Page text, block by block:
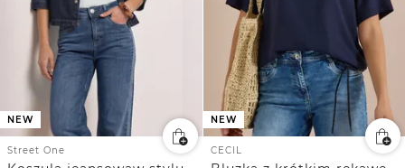
NEW
Street One
NEW
CECIL